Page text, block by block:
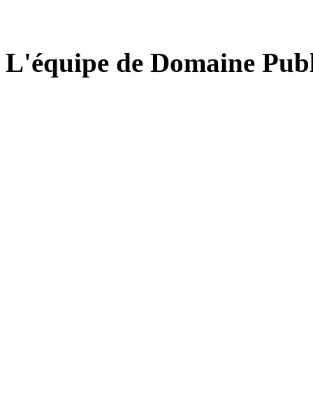
L'équipe de Domaine